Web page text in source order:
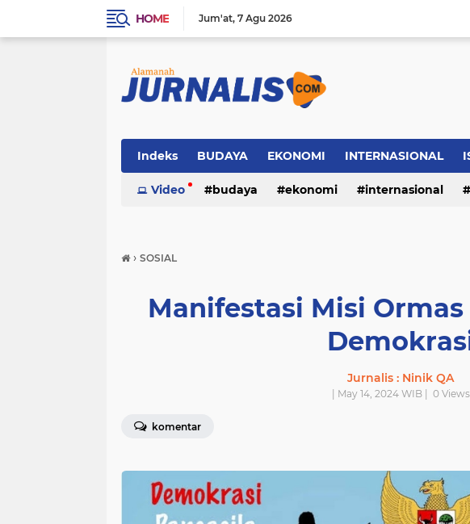
HOME Jum'at 7 Agu 2026
Indeks BUDAYA EKONOMI INTERNASIONAL
SOSIAL WISATA
Video budaya ekonomi internasional
› SOSIAL
Manifestasi Misi
Jurnalis : Ninik QA
| May 14, 2024 WIB | 0Views
komentar